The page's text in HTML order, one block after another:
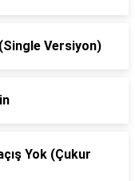
Versiyon)
Yok (Çukur